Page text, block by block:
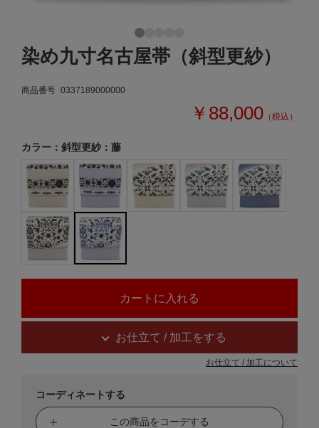
染め九寸名古屋帯（斜型更紗）
商品番号 0337189000000
￥88,000 （税込）
カラー：斜型更紗：藤
お仕立て / 加工をする
お仕立て / 加工について
コーディネートする
この商品をコーデする